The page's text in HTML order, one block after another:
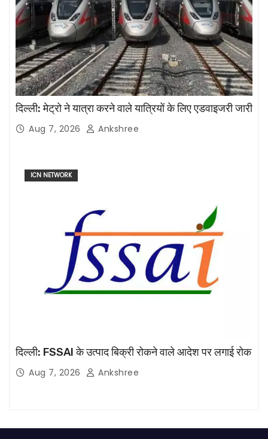
दिल्ली: मेट्रो ने यात्रा करने वाले यात्रियों के लिए एडवाइजरी जारी
Aug 7, 2026 Ankshree
ICN NETWORK
दिल्ली: FSSAI के उत्पाद बिक्री रोकने वाले आदेश पर लगाई रोक
Aug 7, 2026 Ankshree